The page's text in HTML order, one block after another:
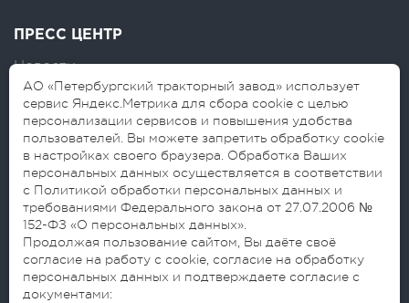
ПРЕСС ЦЕНТР
Новости
Логотипы
Блог
© 2026 АО «Петербургский тракторный
завод»
АО «Петербургский тракторный завод» использует
сервис Яндекс.Метрика для сбора cookie с целью
персонализации сервисов и повышения удобства
пользователей. Вы можете запретить обработку cookie
в настройках своего браузера. Обработка Ваших
персональных данных осуществляется в соответствии
с Политикой обработки персональных данных и
требованиями Федерального закона от 27.07.2006 №
152-ФЗ «О персональных данных».
Продолжая пользование сайтом, Вы даёте своё
согласие на работу с cookie, согласие на обработку
персональных данных и подтверждаете согласие с
документами: